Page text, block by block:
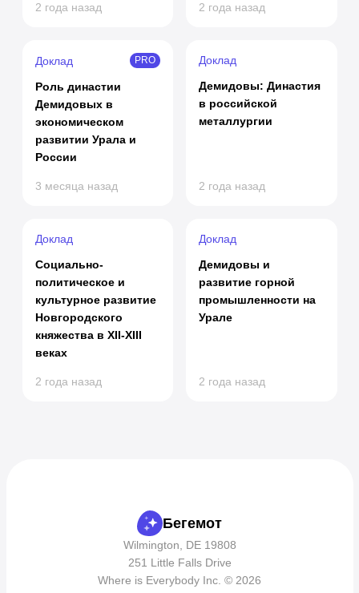
2 года назад 2 года назад
Доклад PRO
Роль династии
Демидовых в
экономическом
развитии Урала и
России
3 месяца назад
Доклад
Демидовы: Династия
в российской
металлургии
2 года назад
Доклад
Социально-
политическое и
культурное развитие
Новгородского
княжества в XII-XIII
веках
2 года назад
Доклад
Демидовы и
развитие горной
промышленности на
Урале
2 года назад
Бегемот
Wilmington, DE 19808
251 Little Falls Drive
Where is Everybody Inc. © 2026